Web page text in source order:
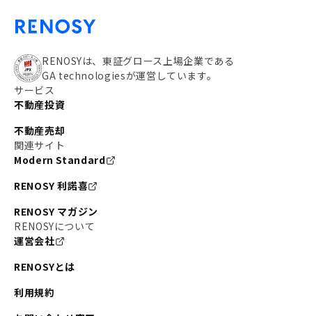
RENOSYは、東証グロース上場企業である
GA technologiesが運営しています。
サービス
不動産投資
不動産売却
関連サイト
Modern Standard
RENOSY 利諾喜
RENOSY マガジン
RENOSYについて
運営会社
RENOSYとは
利用規約